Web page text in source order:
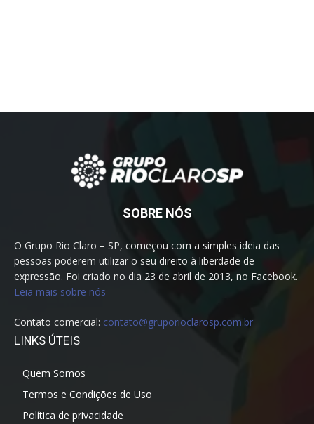
SOBRE NÓS
O Grupo Rio Claro – SP, começou com a simples ideia das
pessoas poderem utilizar o seu direito à liberdade de
expressão. Foi criado no dia 23 de abril de 2013, no Facebook.
Leia mais sobre nós
Contato comercial: contato@gruporioclarosp.com.br
LINKS ÚTEIS
Quem Somos
Termos e Condições de Uso
Política de privacidade